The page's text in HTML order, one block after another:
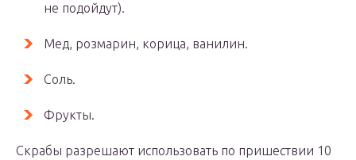
не подойдут).
Мед, розмарин, корица, ванилин.
Соль.
Фрукты.
Скрабы разрешают использовать по пришествии 10